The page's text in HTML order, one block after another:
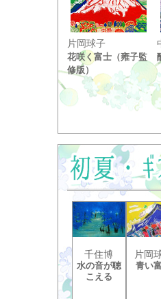
片岡球子
花咲く富士（雍子監
修版）
千住博
水の音が聴
こえる
片岡
青い